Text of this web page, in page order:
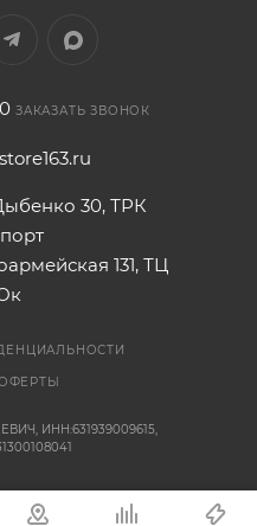
ЗАКАЗАТЬ ЗВОНОК
30, ТРК
131, ТЦ
ИНН:631939009615,